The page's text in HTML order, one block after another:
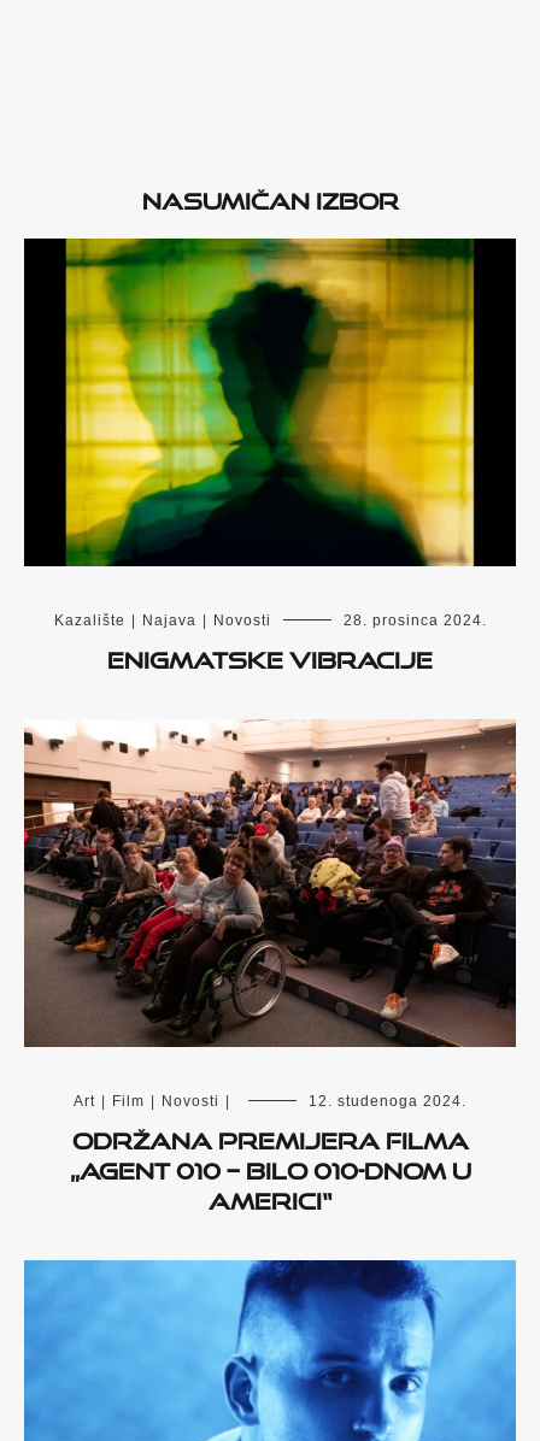
Nasumičan izbor
Kazalište Najava Novosti 28. prosinca 2024.
ENIGMATSKE VIBRACIJE
Art Film Novosti 12. studenoga 2024.
Održana premijera filma
„Agent 010 – bilo 010-dnom u
Americi“